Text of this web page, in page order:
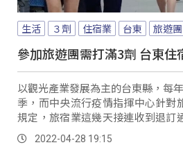
生活 ３劑 住宿業 台東 旅遊團
參加旅遊團需打滿3劑 台東住
以觀光產業發展為主的台東縣，每
季，而中央流行疫情指揮中心針對
規定，旅宿業這幾天接連收到退訂
民宿業者，也受到不小波及。
2022-04-28 19:15